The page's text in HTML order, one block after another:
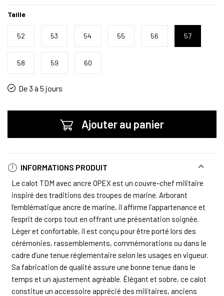
Taille
52 53 54 55 56 57
58 59 60
De 3 à 5 jours
Ajouter au panier
INFORMATIONS PRODUIT
Le calot TDM avec ancre OPEX est un couvre-chef militaire
inspiré des traditions des troupes de marine. Arborant
l’emblématique ancre de marine, il affirme l’appartenance et
l’esprit de corps tout en offrant une présentation soignée.
Léger et confortable, il est conçu pour être porté lors des
cérémonies, rassemblements, commémorations ou dans le
cadre d’une tenue réglementaire selon les usages en vigueur.
Sa fabrication de qualité assure une bonne tenue dans le
temps et un ajustement agréable. Élégant et sobre, ce calot
constitue un accessoire apprécié des militaires, anciens